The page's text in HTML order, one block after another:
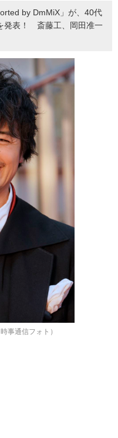
by DmMiX」が、40代
発表！ 斎藤工、岡田准一
事通信フォト）